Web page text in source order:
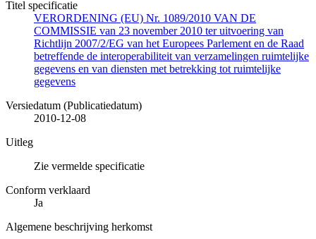
Titel specificatie
VERORDENING (EU) Nr. 1089/2010 VAN DE
COMMISSIE van 23 november 2010 ter uitvoering van
Richtlijn 2007/2/EG van het Europees Parlement en de Raad
betreffende de interoperabiliteit van verzamelingen ruimtelijke
gegevens en van diensten met betrekking tot ruimtelijke
gegevens
Versiedatum (Publicatiedatum)
2010-12-08
Uitleg
Zie vermelde specificatie
Conform verklaard
Ja
Algemene beschrijving herkomst